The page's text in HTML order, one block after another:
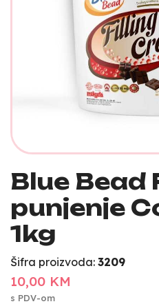
Blue Bead
punjenje
1kg
Šifra proizvoda: 3209
10,00 KM
s PDV-om